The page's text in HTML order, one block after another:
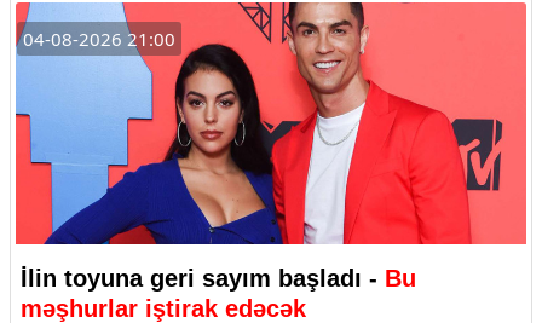
04-08-2026 21:00
İlin toyuna geri sayım başladı - Bu
məşhurlar iştirak edəcək